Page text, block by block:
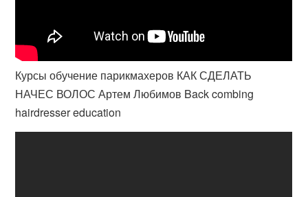
Курсы обучение парикмахеров КАК СДЕЛАТЬ
НАЧЕС ВОЛОС Артем Любимов Back combing
hairdresser education